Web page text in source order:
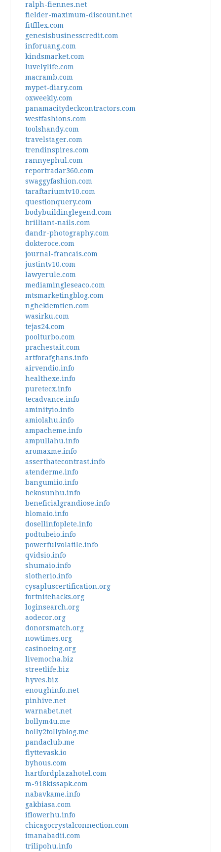
ralph-fiennes.net
fielder-maximum-discount.net
fitfllex.com
genesisbusinesscredit.com
inforuang.com
kindsmarket.com
luvelylife.com
macramb.com
mypet-diary.com
oxweekly.com
panamacitydeckcontractors.com
westfashions.com
toolshandy.com
travelstager.com
trendinspires.com
rannyephul.com
reportradar360.com
swaggyfashion.com
taraftariumtv10.com
questionquery.com
bodybuildinglegend.com
brilliant-nails.com
dandr-photography.com
dokteroce.com
journal-francais.com
justintv10.com
lawyerule.com
mediamingleseaco.com
mtsmarketingblog.com
nghekiemtien.com
wasirku.com
tejas24.com
poolturbo.com
prachestait.com
artforafghans.info
airvendio.info
healthexe.info
puretecx.info
tecadvance.info
aminityio.info
amiolahu.info
ampacheme.info
ampullahu.info
aromaxme.info
asserthatecontrast.info
atenderme.info
bangumiio.info
bekosunhu.info
beneficialgrandiose.info
blomaio.info
dosellinfoplete.info
podtubeio.info
powerfulvolatile.info
qvidsio.info
shumaio.info
slotherio.info
cysapluscertification.org
fortnitehacks.org
loginsearch.org
aodecor.org
donorsmatch.org
nowtimes.org
casinoeing.org
livemocha.biz
streetlife.biz
hyves.biz
enoughinfo.net
pinhive.net
warnabet.net
bollym4u.me
bolly2tollyblog.me
pandaclub.me
flyttevask.io
byhous.com
hartfordplazahotel.com
m-918kissapk.com
nabavkame.info
gakbiasa.com
iflowerhu.info
chicagocrystalconnection.com
imanabadii.com
trilipohu.info